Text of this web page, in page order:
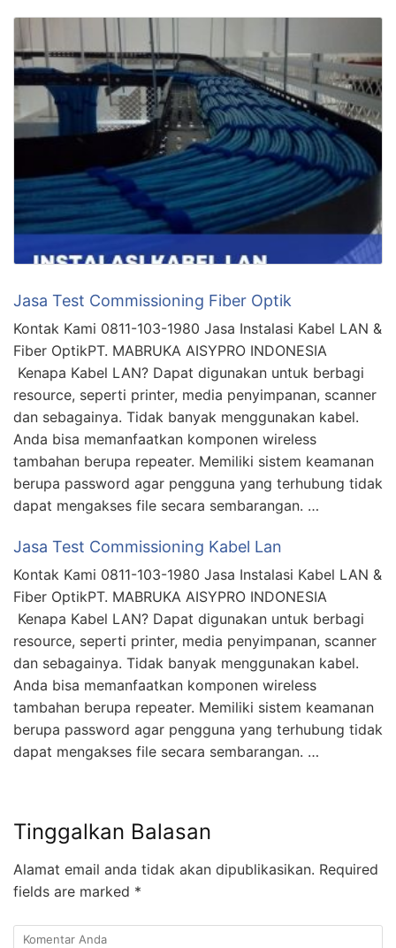
Jasa Test Commissioning Fiber Optik
Kontak Kami 0811-103-1980 Jasa Instalasi Kabel LAN &
Fiber OptikPT. MABRUKA AISYPRO INDONESIA
Kenapa Kabel LAN? Dapat digunakan untuk berbagi
resource, seperti printer, media penyimpanan, scanner
dan sebagainya. Tidak banyak menggunakan kabel.
Anda bisa memanfaatkan komponen wireless
tambahan berupa repeater. Memiliki sistem keamanan
berupa password agar pengguna yang terhubung tidak
dapat mengakses file secara sembarangan. …
Jasa Test Commissioning Kabel Lan
Kontak Kami 0811-103-1980 Jasa Instalasi Kabel LAN &
Fiber OptikPT. MABRUKA AISYPRO INDONESIA
Kenapa Kabel LAN? Dapat digunakan untuk berbagi
resource, seperti printer, media penyimpanan, scanner
dan sebagainya. Tidak banyak menggunakan kabel.
Anda bisa memanfaatkan komponen wireless
tambahan berupa repeater. Memiliki sistem keamanan
berupa password agar pengguna yang terhubung tidak
dapat mengakses file secara sembarangan. …
Tinggalkan Balasan
Alamat email anda tidak akan dipublikasikan. Required
fields are marked *